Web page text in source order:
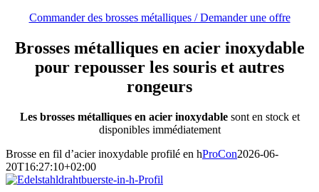
Commander des brosses métalliques / Demander une offre
Brosses métalliques en acier inoxydable
pour repousser les souris et autres
rongeurs
Les brosses métalliques en acier inoxydablesont en stock et
disponibles immédiatement
Brosse en fil d’acier inoxydable profilé en hProCon2026-06-
20T16:27:10+02:00